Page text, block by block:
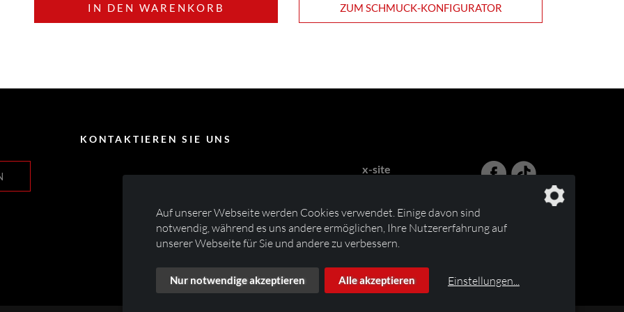
IN DEN WARENKORB ZUM SCHMUCK-KONFIGURATOR
KONTAKTIEREN SIE UNS
x-site
53804 Much
info@blutanhaenger.de
Auf unserer Webseite werden Cookies verwendet. Einige davon sind
notwendig, während es uns andere ermöglichen, Ihre Nutzererfahrung auf
unserer Webseite für Sie und andere zu verbessern.
Nur notwendige akzeptieren Alle akzeptieren Einstellungen